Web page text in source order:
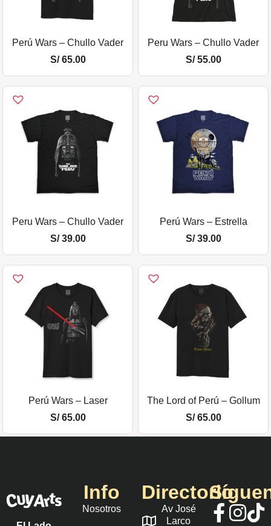
Perú Wars – Chullo Vader
S/65.00
Peru Wars – Chullo Vader
S/55.00
Peru Wars – Chullo Vader
S/39.00
Perú Wars – Estrella
S/39.00
Perú Wars – Laser
S/65.00
The Lord of Perú – Gollum
S/65.00
Info
Nosotros
Directorio
Av José
Larco